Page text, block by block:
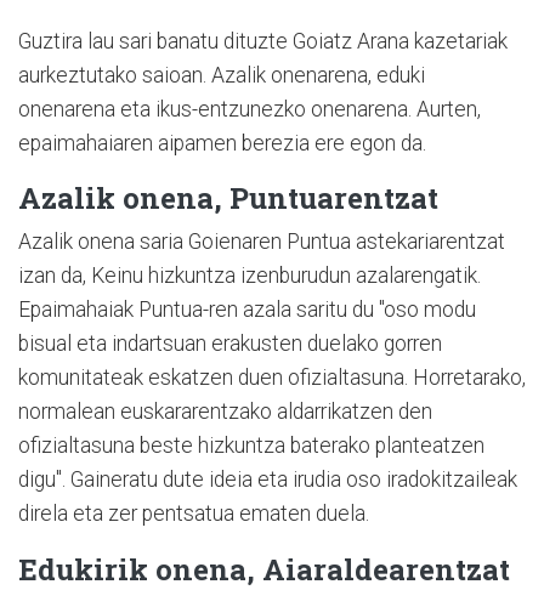
Guztira lau sari banatu dituzte Goiatz Arana kazetariak
aurkeztutako saioan. Azalik onenarena, eduki
onenarena eta ikus-entzunezko onenarena. Aurten,
epaimahaiaren aipamen berezia ere egon da.
Azalik onena, Puntuarentzat
Azalik onena saria Goienaren Puntua astekariarentzat
izan da, Keinu hizkuntza izenburudun azalarengatik.
Epaimahaiak Puntua-ren azala saritu du "oso modu
bisual eta indartsuan erakusten duelako gorren
komunitateak eskatzen duen ofizialtasuna. Horretarako,
normalean euskararentzako aldarrikatzen den
ofizialtasuna beste hizkuntza baterako planteatzen
digu". Gaineratu dute ideia eta irudia oso iradokitzaileak
direla eta zer pentsatua ematen duela.
Edukirik onena, Aiaraldearentzat